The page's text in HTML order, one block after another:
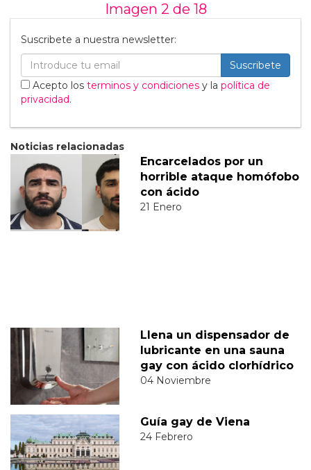
Imagen 2 de 18
Suscribete a nuestra newsletter:
Suscribete
Acepto los terminos y condiciones y la política de
privacidad.
Noticias relacionadas
Encarcelados por un
horrible ataque homófobo
con ácido
21 Enero
Llena un dispensador de
lubricante en una sauna
gay con ácido clorhídrico
04 Noviembre
Guía gay de Viena
24 Febrero